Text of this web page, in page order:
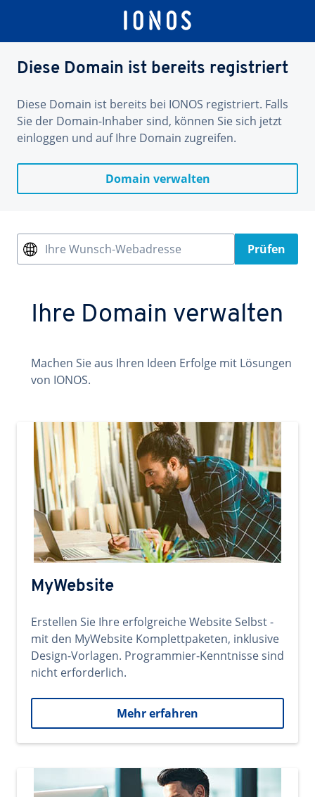
Diese Domain ist bereits registriert
Diese Domain ist bereits bei IONOS registriert. Falls
Sie der Domain-Inhaber sind, können Sie sich jetzt
einloggen und auf Ihre Domain zugreifen.
Domain verwalten
Ihre Wunsch-Webadresse Prüfen
Ihre Domain verwalten
Machen Sie aus Ihren Ideen Erfolge mit Lösungen
von IONOS.
MyWebsite
Erstellen Sie Ihre erfolgreiche Website Selbst -
mit den MyWebsite Komplettpaketen, inklusive
Design-Vorlagen. Programmier-Kenntnisse sind
nicht erforderlich.
Mehr erfahren